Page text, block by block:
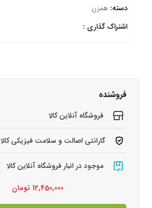
دسته: همزن
اشتراک گذاری :
فروشنده
فروشگاه آنلاین کالا
گارانتی اصالت و سلامت فیزیکی کالا
موجود در انبار فروشگاه آنلاین کالا
12,450,000 تومان